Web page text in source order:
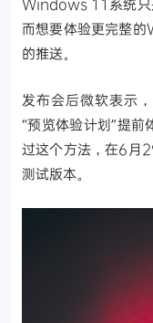
Windows 11系统只
而想要体验更完整
的推送。
发布会后微软表示
“预览体验计划”提
过这个方法，在6月
测试版本。